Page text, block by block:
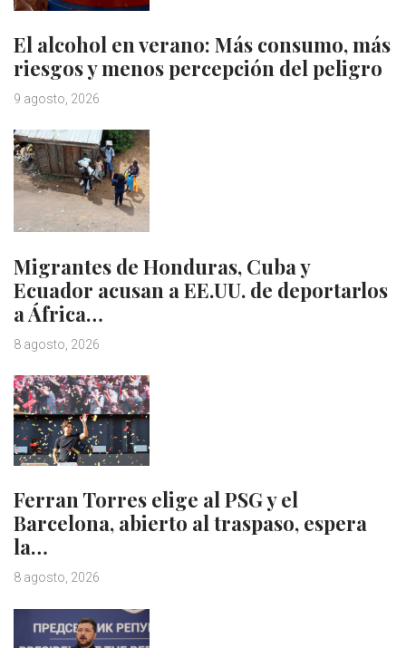
El alcohol en verano: Más consumo, más
riesgos y menos percepción del peligro
9 agosto, 2026
Migrantes de Honduras, Cuba y
Ecuador acusan a EE.UU. de deportarlos
a África…
8 agosto, 2026
Ferran Torres elige al PSG y el
Barcelona, abierto al traspaso, espera
la…
8 agosto, 2026